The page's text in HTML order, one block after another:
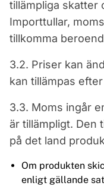
tillämpliga skatter
Importtullar,
tillkomma
3.2. Priser kan
kan tillämpas
3.3. Moms ingår
är tillämpligt. Den
på det land
Om produkten
enligt gällande